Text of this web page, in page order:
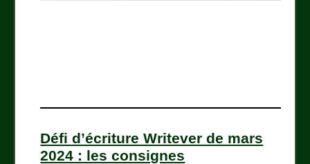
Défi d’écriture Writever de mars
2024 : les consignes